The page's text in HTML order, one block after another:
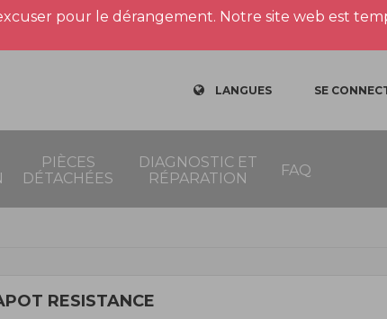
pour le dérangement. Notre site web est
LANGUES SE
PIÈCES
DÉTACHÉES
DIAGNOSTIC ET
RÉPARATION
FAQ
RESISTANCE